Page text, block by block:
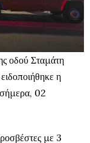
οδού Σταμάτη
η
σήμερα, 02
με 3